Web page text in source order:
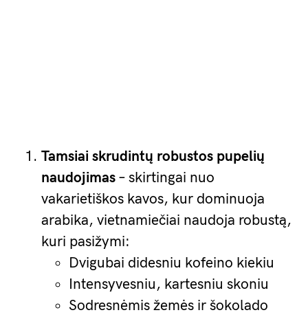
Tamsiai skrudintų robustos pupelių
naudojimas – skirtingai nuo
vakarietiškos kavos, kur dominuoja
arabika, vietnamiečiai naudoja robustą,
kuri pasižymi:
Dvigubai didesniu kofeino kiekiu
Intensyvesniu, kartesniu skoniu
Sodresnėmis žemės ir šokolado